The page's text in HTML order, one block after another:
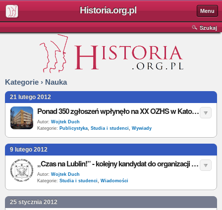
Historia.org.pl Menu
Szukaj
Kategorie › Nauka
21 lutego 2012
Ponad 350 zgłoszeń wpłynęło na XX OZHS w Katowicach - wywiad
Autor: Wojtek Duch
Kategorie: Publicystyka, Studia i studenci, Wywiady
9 lutego 2012
„Czas na Lublin!” - kolejny kandydat do organizacji XXI OZHS
Autor: Wojtek Duch
Kategorie: Studia i studenci, Wiadomości
25 stycznia 2012